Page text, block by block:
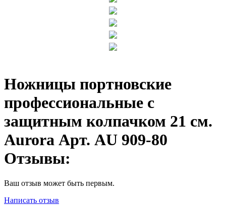
Ножницы портновские
профессиональные с
защитным колпачком 21 см.
Aurora Арт. AU 909-80
Отзывы:
Ваш отзыв может быть первым.
Написать отзыв